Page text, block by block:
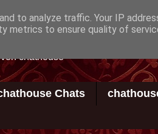
chathouse
Chats
to analyze traffic. Your IP
metrics to ensure quality of